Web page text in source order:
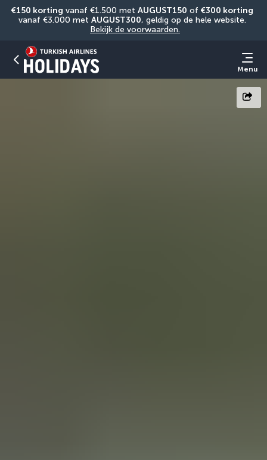
€150 korting vanaf €1.500 met AUGUST150 of €300 korting
vanaf €3.000 met AUGUST300
Bekijk de voorwaarden.
Menu